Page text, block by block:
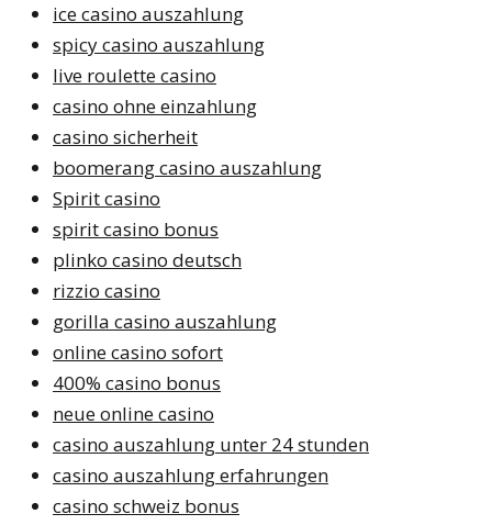
ice casino auszahlung
spicy casino auszahlung
live roulette casino
casino ohne einzahlung
casino sicherheit
boomerang casino auszahlung
Spirit casino
spirit casino bonus
plinko casino deutsch
rizzio casino
gorilla casino auszahlung
online casino sofort
400% casino bonus
neue online casino
casino auszahlung unter 24 stunden
casino auszahlung erfahrungen
casino schweiz bonus